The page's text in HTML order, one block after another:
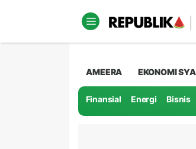
AMEERA EKONOMI
Finansial Energi Bisnis